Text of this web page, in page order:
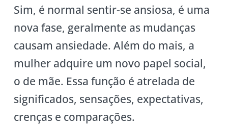
Sim, é normal sentir-se ansiosa, é uma
nova fase, geralmente as mudanças
causam ansiedade. Além do mais, a
mulher adquire um novo papel social,
o de mãe. Essa função é atrelada de
significados, sensações, expectativas,
crenças e comparações.